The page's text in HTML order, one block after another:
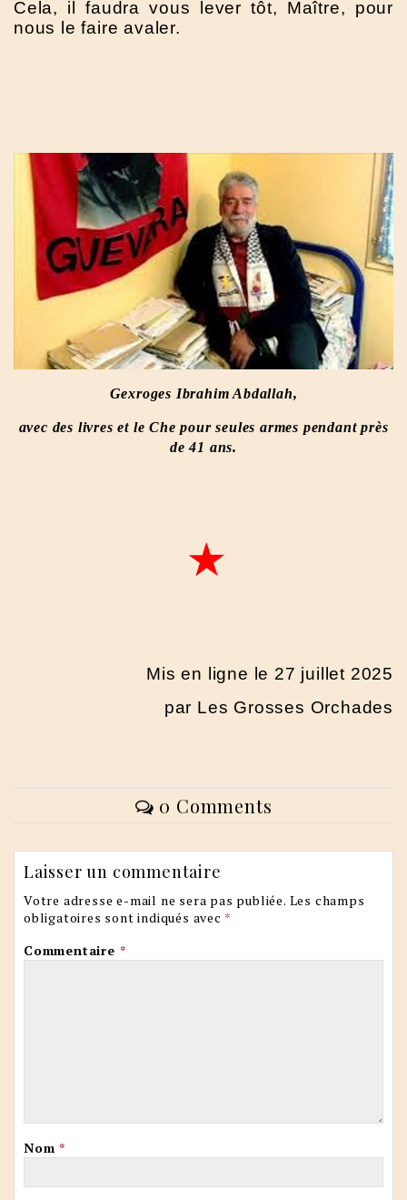
Cela, il faudra vous lever tôt, Maître, pour
nous le faire avaler.
Gexroges Ibrahim Abdallah,
avec des livres et le Che pour seules armes pendant près
de 41 ans.
Mis en ligne le 27 juillet 2025
par Les Grosses Orchades
0 Comments
Laisser un commentaire
Votre adresse e-mail ne sera pas publiée. Les champs
obligatoires sont indiqués avec *
Commentaire *
Nom*